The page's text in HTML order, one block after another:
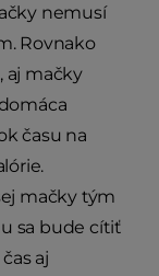
nemusí
Rovnako
aj mačky
času na
mačky tým
sa bude cítiť
aj